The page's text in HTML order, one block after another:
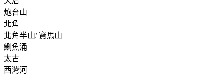
炮台山
北角
北角半山/ 寶馬山
鰂魚涌
太古
西灣河